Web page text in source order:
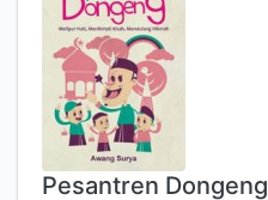
Pesantren Dongeng